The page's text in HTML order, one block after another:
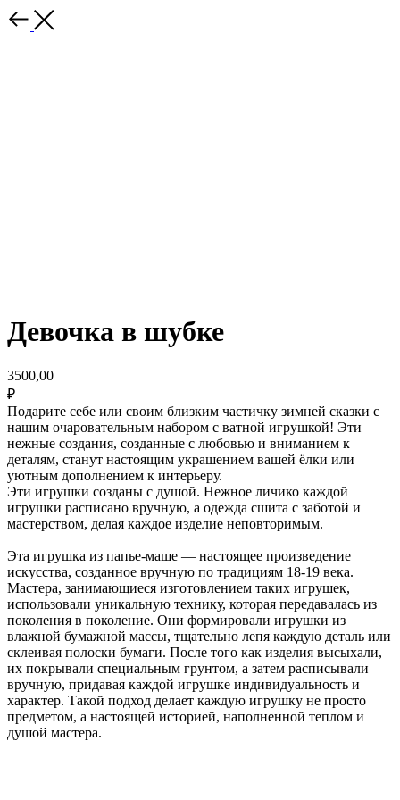
Девочка в шубке
3500,00
₽
Подарите себе или своим близким частичку зимней сказки с
нашим очаровательным набором с ватной игрушкой! Эти
нежные создания, созданные с любовью и вниманием к
деталям, станут настоящим украшением вашей ёлки или
уютным дополнением к интерьеру.
Эти игрушки созданы с душой. Нежное личико каждой
игрушки расписано вручную, а одежда сшита с заботой и
мастерством, делая каждое изделие неповторимым.
Эта игрушка из папье-маше — настоящее произведение
искусства, созданное вручную по традициям 18-19 века.
Мастера, занимающиеся изготовлением таких игрушек,
использовали уникальную технику, которая передавалась из
поколения в поколение. Они формировали игрушки из
влажной бумажной массы, тщательно лепя каждую деталь или
склеивая полоски бумаги. После того как изделия высыхали,
их покрывали специальным грунтом, а затем расписывали
вручную, придавая каждой игрушке индивидуальность и
характер. Такой подход делает каждую игрушку не просто
предметом, а настоящей историей, наполненной теплом и
душой мастера.